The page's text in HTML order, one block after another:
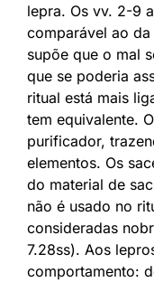
lepra. Os vv. 2-9
comparável ao da
supõe que o mal
que se poderia
ritual está mais
tem equivalente.
purificador,
elementos. Os
do material de
não é usado no
consideradas
7.28ss). Aos
comportamento: